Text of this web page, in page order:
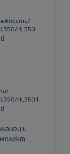
HL350
HL350.1
и